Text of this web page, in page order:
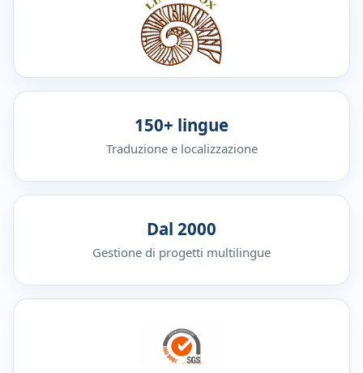
150+ lingue
Traduzione e localizzazione
Dal 2000
Gestione di progetti multilingue